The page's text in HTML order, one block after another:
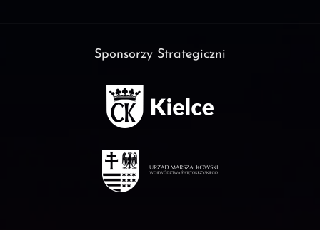
Sponsorzy Strategiczni